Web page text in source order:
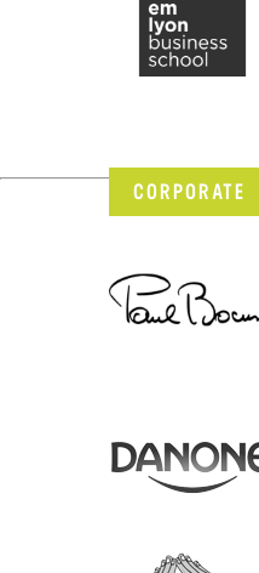
CORPORATE